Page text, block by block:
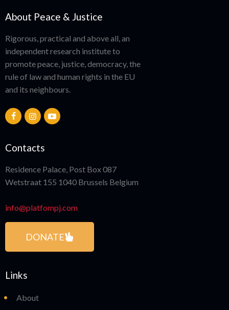
About Peace & Justice
Rigorous, practical and above all, an
independent research institute to
promote peace, justice, democracy, the
rule of law and human rights in the EU
and its neighbours.
Contacts
Residence Palace, Post Box 087
Wetstraat 155 1040 Brussels Belgium
info@platfompj.com
DONATE
Links
About